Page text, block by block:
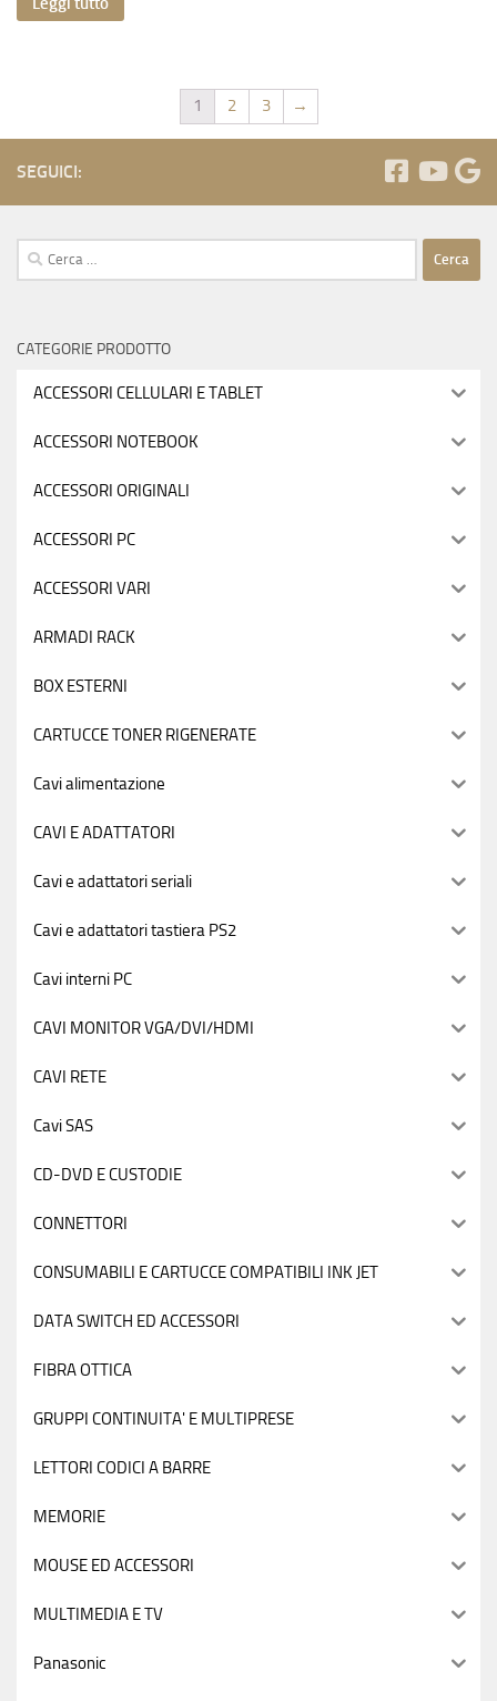
1 2 3 →
SEGUICI:
Ricerca
per:
CATEGORIE PRODOTTO
ACCESSORI CELLULARI E TABLET
ACCESSORI NOTEBOOK
ACCESSORI ORIGINALI
ACCESSORI PC
ACCESSORI VARI
ARMADI RACK
BOX ESTERNI
CARTUCCE TONER RIGENERATE
Cavi alimentazione
CAVI E ADATTATORI
Cavi e adattatori seriali
Cavi e adattatori tastiera PS2
Cavi interni PC
CAVI MONITOR VGA/DVI/HDMI
CAVI RETE
Cavi SAS
CD-DVD E CUSTODIE
CONNETTORI
CONSUMABILI E CARTUCCE COMPATIBILI INK JET
DATA SWITCH ED ACCESSORI
FIBRA OTTICA
GRUPPI CONTINUITA' E MULTIPRESE
LETTORI CODICI A BARRE
MEMORIE
MOUSE ED ACCESSORI
MULTIMEDIA E TV
Panasonic